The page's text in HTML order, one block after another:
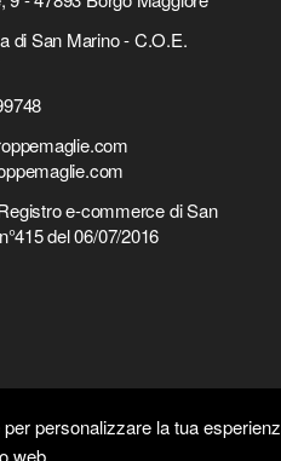
di San Marino - C.O.E.
e-commerce di San
del 06/07/2016
personalizzare la tua
web.